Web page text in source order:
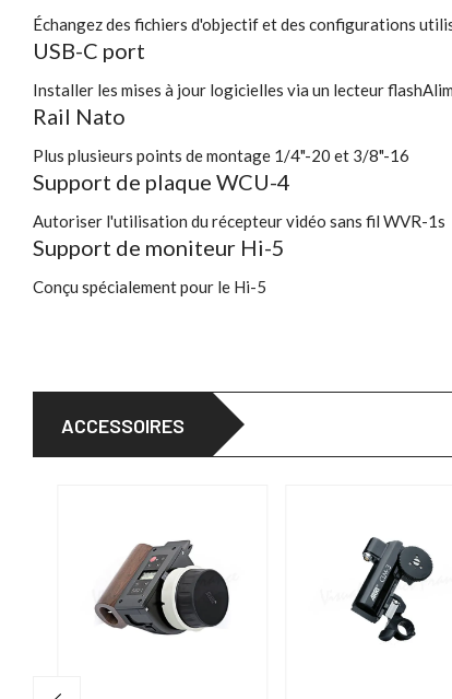
Échangez des fichiers d'objectif et des configurations
USB-C port
Installer les mises à jour logicielles via un lecteur
Rail Nato
Plus plusieurs points de montage 1/4"-20 et 3/8"-16
Support de plaque WCU-4
Autoriser l'utilisation du récepteur vidéo sans fil WVR-1s
Support de moniteur Hi-5
Conçu spécialement pour le Hi-5
ACCESSOIRES